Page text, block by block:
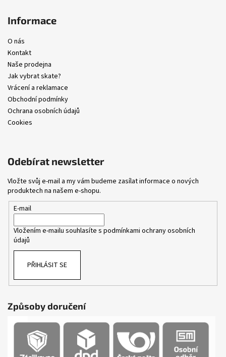
Informace
O nás
Kontakt
Naše prodejna
Jak vybrat skate?
Vrácení a reklamace
Obchodní podmínky
Ochrana osobních údajů
Cookies
Odebírat newsletter
Vložte svůj e-mail a my vám budeme zasílat informace o nových
produktech na našem e-shopu.
E-mail
Vložením e-mailu souhlasíte s podmínkami ochrany osobních
údajů
PŘIHLÁSIT SE
Způsoby doručení